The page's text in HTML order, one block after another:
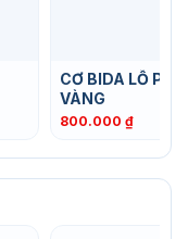
CƠ BIDA LỖ
VÀNG
800.000₫